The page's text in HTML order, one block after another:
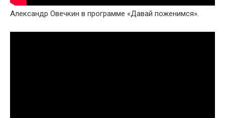
Александр Овечкин в программе «Давай поженимся».